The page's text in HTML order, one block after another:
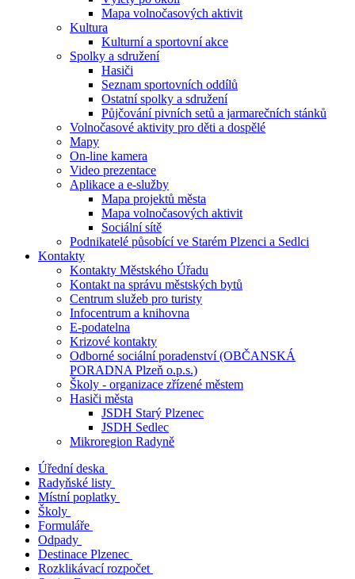
Mapa volnočasových aktivit
Kultura
Kulturní a sportovní akce
Spolky a sdružení
Hasiči
Seznam sportovních oddílů
Ostatní spolky a sdružení
Půjčování pivních setů a jarmarečních stánků
Volnočasové aktivity pro děti a dospělé
Mapy
On-line kamera
Video prezentace
Aplikace a e-služby
Mapa projektů města
Mapa volnočasových aktivit
Sociální sítě
Podnikatelé působící ve Starém Plzenci a Sedlci
Kontakty
Kontakty Městského Úřadu
Kontakt na správu městských bytů
Centrum služeb pro turisty
Infocentrum a knihovna
E-podatelna
Krizové kontakty
Odborné sociální poradenství (OBČANSKÁ
PORADNA Plzeň o.p.s.)
Školy - organizace zřízené městem
Hasiči města
JSDH Starý Plzenec
JSDH Sedlec
Mikroregion Radyně
Úřední deska
Radyňské listy
Místní poplatky
Školy
Formuláře
Odpady
Destinace Plzenec
Rozklikávací rozpočet